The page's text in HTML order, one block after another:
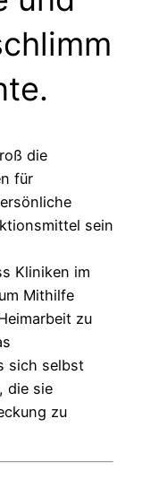
die
für
sein
Kliniken im
Mithilfe
zu
sich selbst
die sie
zu